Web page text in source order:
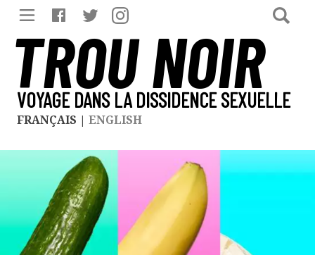
TROU NOIR
VOYAGE DANS LA DISSIDENCE SEXUELLE
FRANÇAIS | ENGLISH